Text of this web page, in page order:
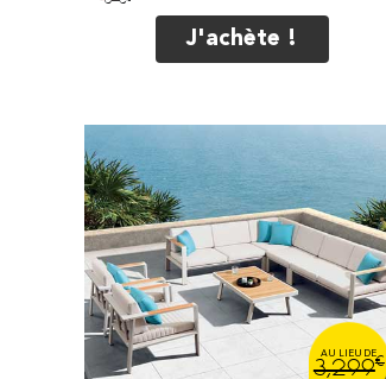
J'achète !
3,299€